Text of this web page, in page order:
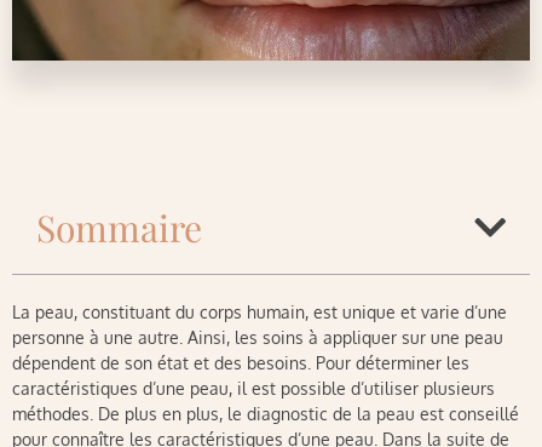
Sommaire
La peau, constituant du corps humain, est unique et varie d’une
personne à une autre. Ainsi, les soins à appliquer sur une peau
dépendent de son état et des besoins. Pour déterminer les
caractéristiques d’une peau, il est possible d’utiliser plusieurs
méthodes. De plus en plus, le diagnostic de la peau est conseillé
pour connaître les caractéristiques d’une peau. Dans la suite de